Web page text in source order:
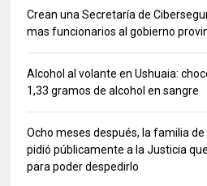
Crean una Secretaría de
mas funcionarios al gobierno
Alcohol al volante en Ushuaia:
1,33 gramos de alcohol en sangre
Ocho meses después, la familia
pidió públicamente a la Justicia
para poder despedirlo